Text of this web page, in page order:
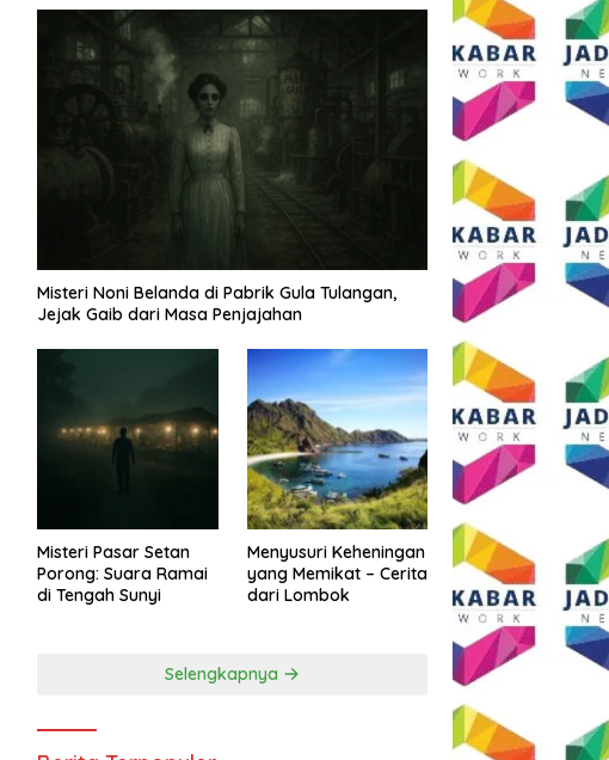
Misteri Noni Belanda di Pabrik Gula Tulangan,
Jejak Gaib dari Masa Penjajahan
Misteri Pasar Setan
Porong: Suara Ramai
di Tengah Sunyi
Menyusuri Keheningan
yang Memikat – Cerita
dari Lombok
Selengkapnya